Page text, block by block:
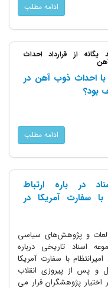
ادامه مطلب
از قرارداد احداث
احداث ذوب آهن در
ادامه مطلب
در باره ارتباط
سفارت آمریکا در
و پژوهش‌های سیاسی
اسناد تاریخی درباره
با سفارت آمریکا
و پس از پیروزی انقلاب
پژوهشگران قرار می